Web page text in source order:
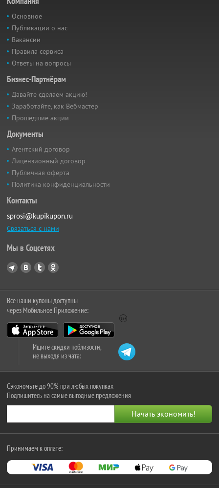
Основное
Публикации о нас
Вакансии
Правила сервиса
Ответы на вопросы
Бизнес-Партнёрам
Давайте сделаем акцию!
Заработайте, как Вебмастер
Прошедшие акции
Документы
Агентский договор
Лицензионный договор
Публичная оферта
Политика конфиденциальности
Контакты
sprosi@kupikupon.ru
Связаться с нами
Мы в Соцсетях
Все наши купоны доступны
через Мобильное Приложение:
Ищите скидки поблизости,
не выходя из чата:
Сэкономьте до 90% при любых покупках
Подпишитесь на самые выгодные предложения
Принимаем к оплате: